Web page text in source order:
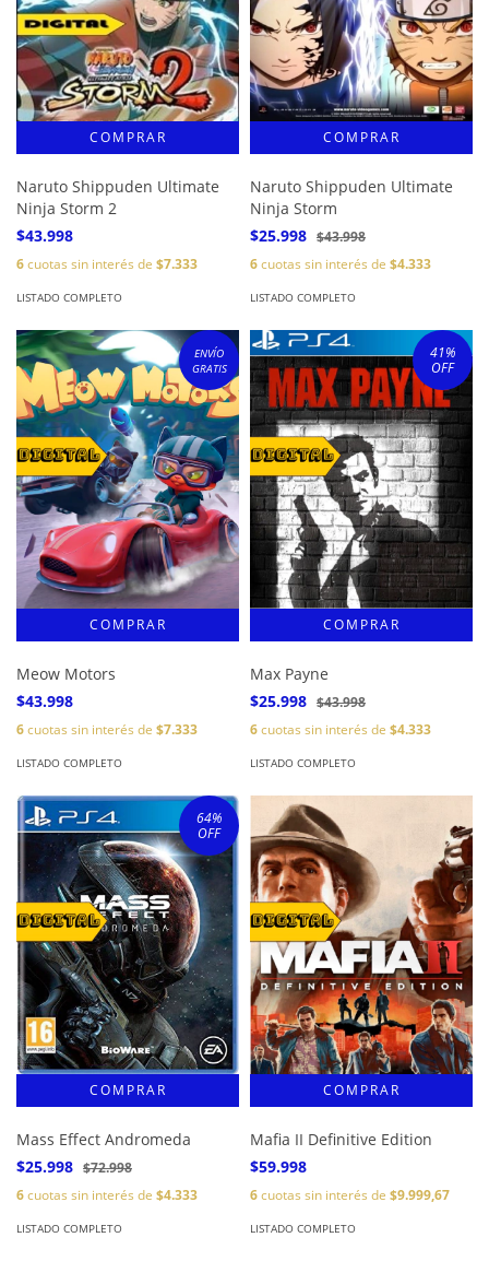
Naruto Shippuden Ultimate
Ninja Storm 2
$43.998
6cuotas sin interés de $7.333
LISTADO COMPLETO
Naruto Shippuden Ultimate
Ninja Storm
$25.998 $43.998
6cuotas sin interés de $4.333
LISTADO COMPLETO
ENVÍO
GRATIS
Meow Motors
$43.998
6cuotas sin interés de $7.333
LISTADO COMPLETO
41%
OFF
Max Payne
$25.998 $43.998
6cuotas sin interés de $4.333
LISTADO COMPLETO
64%
OFF
Mass Effect Andromeda
$25.998 $72.998
6cuotas sin interés de $4.333
LISTADO COMPLETO
Mafia II Definitive Edition
$59.998
6cuotas sin interés de $9.999,67
LISTADO COMPLETO